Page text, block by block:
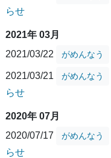
らせ
2021年 03月
2021/03/22
がめんなう
2021/03/21 がめんなう
らせ
2020年 07月
2020/07/17
がめんなう
らせ